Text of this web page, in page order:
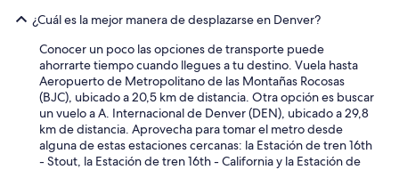
¿Cuál es la mejor manera de desplazarse en Denver?
Conocer un poco las opciones de transporte puede
ahorrarte tiempo cuando llegues a tu destino. Vuela hasta
Aeropuerto de Metropolitano de las Montañas Rocosas
(BJC), ubicado a 20,5 km de distancia. Otra opción es buscar
un vuelo a A. Internacional de Denver (DEN), ubicado a 29,8
km de distancia. Aprovecha para tomar el metro desde
alguna de estas estaciones cercanas: la Estación de tren 16th
- Stout, la Estación de tren 16th - California y la Estación de